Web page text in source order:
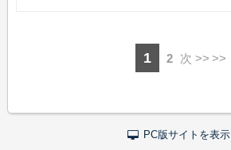
1 2 次 >>
PC版サイトを表示